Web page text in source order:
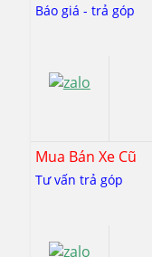
Báo giá - trả góp
Mua Bán Xe Cũ
Tư vấn trả góp